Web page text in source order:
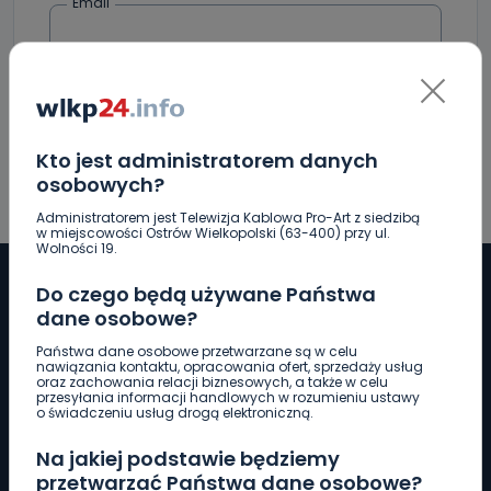
Kto jest administratorem danych
osobowych?
Administratorem jest Telewizja Kablowa Pro-Art z siedzibą
w miejscowości Ostrów Wielkopolski (63-400) przy ul.
Wolności 19.
Do czego będą używane Państwa
dane osobowe?
Państwa dane osobowe przetwarzane są w celu
nawiązania kontaktu, opracowania ofert, sprzedaży usług
oraz zachowania relacji biznesowych, a także w celu
przesyłania informacji handlowych w rozumieniu ustawy
o świadczeniu usług drogą elektroniczną.
Na jakiej podstawie będziemy
przetwarzać Państwa dane osobowe?
Pobierz logotyp
LINIA INTERWENCYJNA